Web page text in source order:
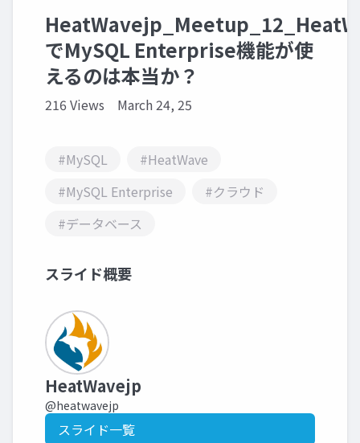
でMySQL Enterprise機能が使
えるのは本当か？
216 Views March 24, 25
#MySQL
#HeatWave
#MySQL Enterprise
#クラウド
#データベース
スライド概要
HeatWavejp
@heatwavejp
スライド一覧